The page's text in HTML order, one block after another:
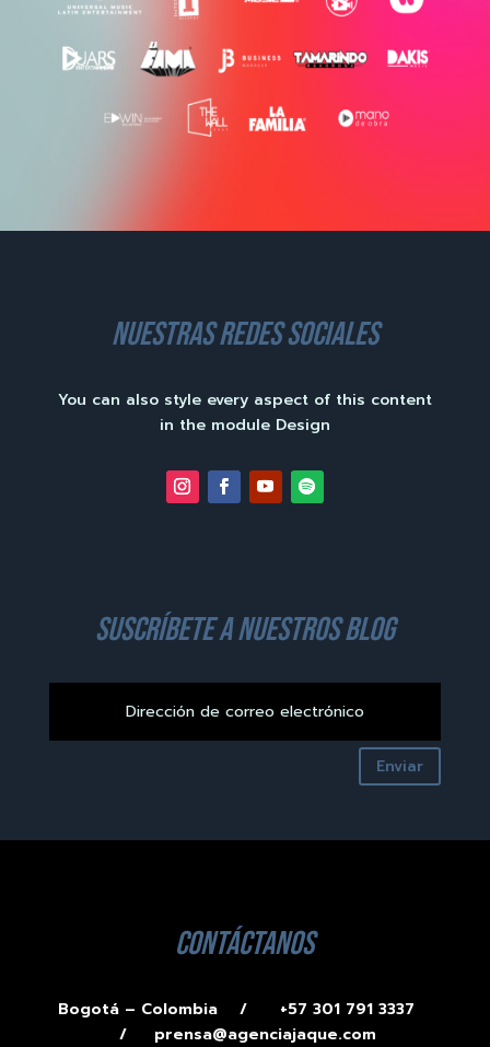
nuestras redes sociales
You can also style every aspect of this content
in the module Design
suscríbete a nuestros blog
Enviar
contáctanos
Bogotá – Colombia /
+57 301 791 3337
/ prensa@agenciajaque.com